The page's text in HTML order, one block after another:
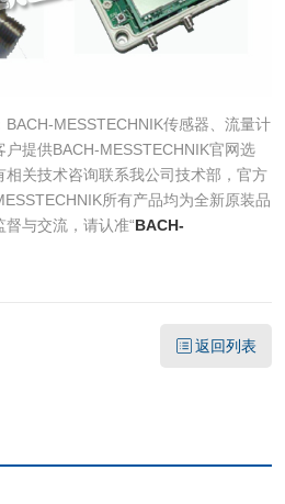
MESSTECHNIK传感器、流量计
提供BACH-MESSTECHNIK官网选
关技术咨询联系我公司技术部，官方
所有产品均为全新原装品
与交流，请认准“BACH-
返回列表